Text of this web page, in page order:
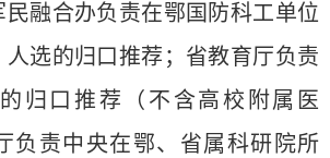
民融合办负责在鄂国防科工单位
人选的归口推荐；省教育厅负责
归口推荐（不含高校附属医
负责中央在鄂、省属科研院所